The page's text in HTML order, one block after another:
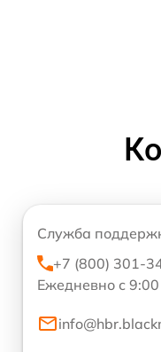
Служба
+7 (800) 301-
Ежедневно с